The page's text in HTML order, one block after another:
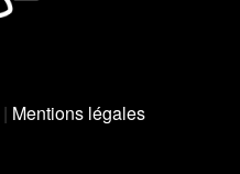
| Mentions légales